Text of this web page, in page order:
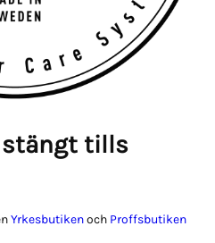
stängt tills
Yrkesbutikenoch Proffsbutiken